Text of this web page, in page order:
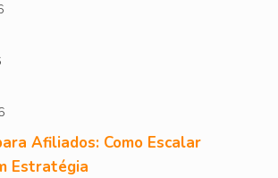
Afiliados: Como Escalar
Estratégia